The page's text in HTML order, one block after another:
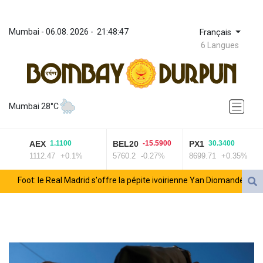
Mumbai - 06.08. 2026 - 21:48:47 Français
6 Langues
Mumbai 28°C
AEX 1.1100
1112.47 +0.1%
BEL20 -15.5900
5760.2 -0.27%
PX1 30.3400
8699.71 +0.35%
Foot: le Real Madrid s'offre la pépite ivoirienne Yan Diomandé
Hantavirus : un touriste ayant transité en France testé positif,